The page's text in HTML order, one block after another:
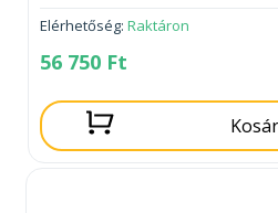
Elérhetőség: Raktáron
56 750 Ft